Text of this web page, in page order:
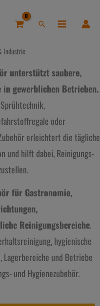
Suchen
Industrie
unterstützt saubere,
gewerblichen Betrieben.
oder
erleichtert die tägliche
und hilft dabei, Reinigungs-
für Gastronomie,
Reinigungsbereiche.
hygienische
Lagerbereiche und Betriebe
und Hygienezubehör.